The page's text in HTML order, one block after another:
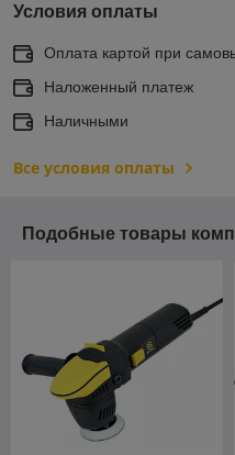
Условия оплаты
Оплата картой при
Наложенный платеж
Наличными
Все условия оплаты
Подобные товары